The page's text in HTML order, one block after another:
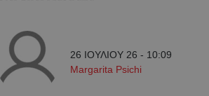
26 ΙΟΥΛΙΟΥ 26 - 10:09
Margarita Psichi